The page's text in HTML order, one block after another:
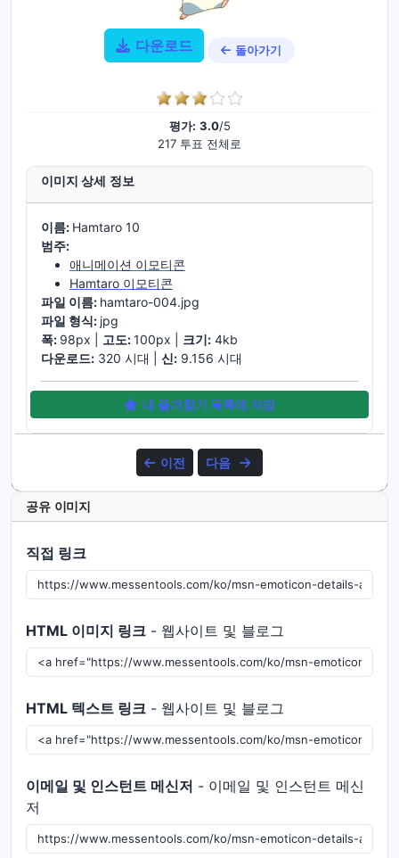
다운로드 돌아가기
평가: 3.0/5
217 투표 전체로
이미지 상세 정보
이름: Hamtaro 10
범주:
애니메이션 이모티콘
Hamtaro 이모티콘
파일 이름: hamtaro-004.jpg
파일 형식: jpg
폭: 98px | 고도:100px | 크기: 4kb
다운로드: 320 시대 | 신: 9.156 시대
내 즐겨찾기 목록에 저장
이전 다음
공유 이미지
직접 링크
HTML 이미지 링크 - 웹사이트 및 블로그
HTML 텍스트 링크 - 웹사이트 및 블로그
이메일 및 인스턴트 메신저 - 이메일 및 인스턴트 메신
저